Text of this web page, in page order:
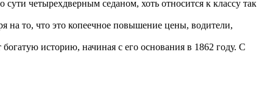
сути четырехдверным седаном, хоть относится к классу так
на то, что это копеечное повышение цены, водители,
историю, начиная с его основания в 1862 году. С